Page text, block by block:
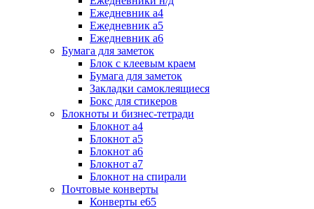
Ежедневник а4
Ежедневник а5
Ежедневник а6
Бумага для заметок
Блок с клеевым краем
Бумага для заметок
Закладки самоклеящиеся
Бокс для стикеров
Блокноты и бизнес-тетради
Блокнот а4
Блокнот а5
Блокнот а6
Блокнот а7
Блокнот на спирали
Почтовые конверты
Конверты е65